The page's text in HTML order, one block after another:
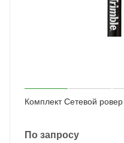
Комплект Сетевой
По запросу